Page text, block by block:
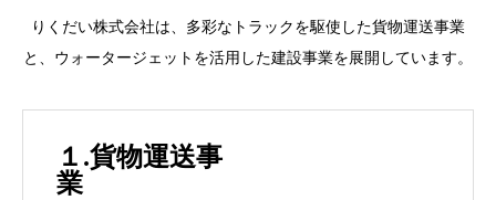
りくだい株式会社は、多彩なトラックを駆使した貨物運送事業
と、ウォータージェットを活用した建設事業を展開しています。
１.貨物運送事